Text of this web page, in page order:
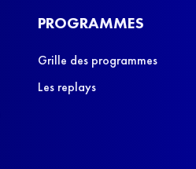
PROGRAMMES
Grille des programmes
Les replays